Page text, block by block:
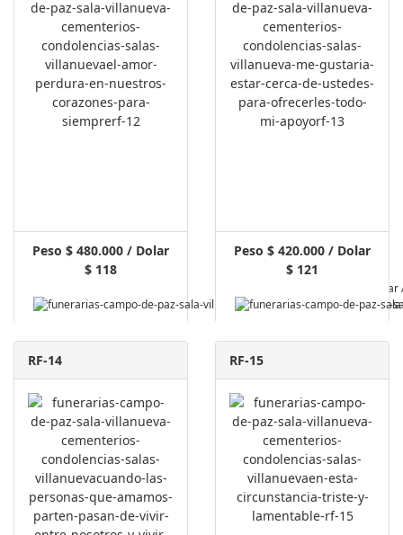
Peso $ 480.000 / Dolar
$ 118
Peso $ 420.000 / Dolar
$ 121
RF-14 RF-15